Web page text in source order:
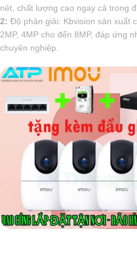
nét, chất lượng cao ngay cả trong
2: Độ phân giải: Kbvision sản xuất
2MP, 4MP cho đến 8MP, đáp ứng
chuyên nghiệp.